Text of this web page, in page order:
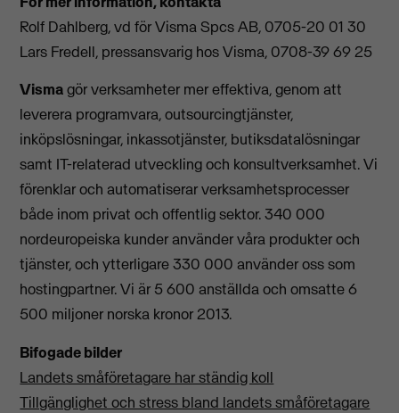
Rolf Dahlberg, vd för Visma Spcs AB, 0705-20 01 30
Lars Fredell, pressansvarig hos Visma, 0708-39 69 25
Vismagör verksamheter mer effektiva, genom att
leverera programvara, outsourcingtjänster,
inköpslösningar, inkassotjänster, butiksdatalösningar
samt IT-relaterad utveckling och konsultverksamhet. Vi
förenklar och automatiserar verksamhetsprocesser
både inom privat och offentlig sektor. 340 000
nordeuropeiska kunder använder våra produkter och
tjänster, och ytterligare 330 000 använder oss som
hostingpartner. Vi är 5 600 anställda och omsatte 6
500 miljoner norska kronor 2013.
Bifogade bilder
Landets småföretagare har ständig koll
Tillgänglighet och stress bland landets småföretagare